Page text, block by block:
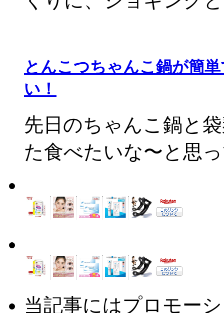
とんこつちゃんこ鍋が簡
い！
先日のちゃんこ鍋と
た食べたいな〜と思
当記事にはプロモー